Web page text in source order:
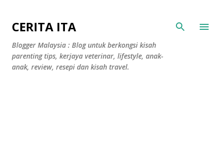
CERITA ITA
Blogger Malaysia : Blog untuk berkongsi kisah
parenting tips, kerjaya veterinar, lifestyle, anak-
anak, review, resepi dan kisah travel.